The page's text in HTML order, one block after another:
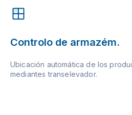
Controlo de armazém.
Ubicación automática de los
mediantes transelevador.